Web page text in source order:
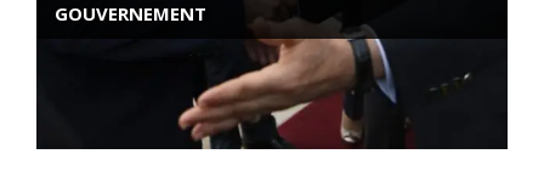
GOUVERNEMENT
ROSE VALLAND, HEROÏNE DE LA RESISTANCE